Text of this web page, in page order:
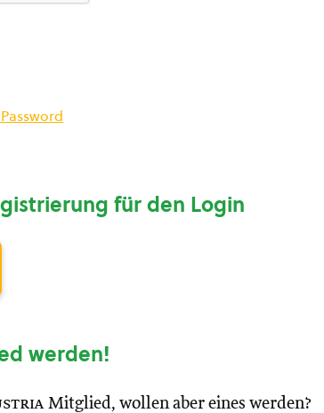
für den Login
werden!
Mitglied, wollen aber eines werden?